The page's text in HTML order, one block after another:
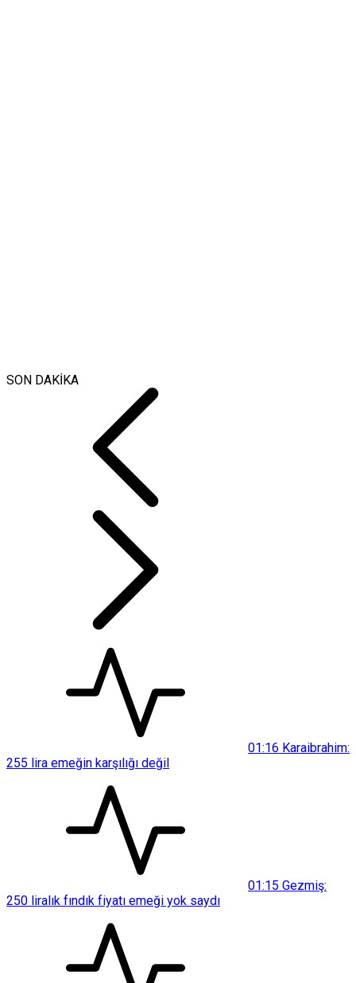
SON DAKİKA
01:16 Karaibrahim:
255 lira emeğin karşılığı değil
01:15 Gezmiş:
250 liralık fındık fiyatı emeği yok saydı